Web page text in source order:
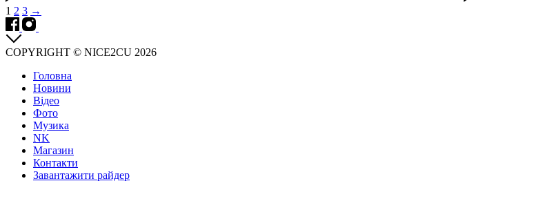
Posts
navigation
1 2 3 →
COPYRIGHT © NICE2CU 2026
Головна
Новини
Відео
Фото
Музика
NK
Магазин
Контакти
Завантажити райдер